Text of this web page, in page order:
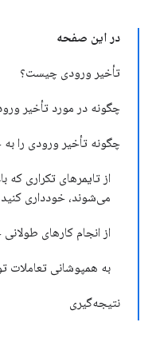
در این صفحه
تأخیر ورودی چیست؟
چگونه در مورد تأخیر
چگونه تأخیر ورودی را به
از تایمرهای تکراری
می‌شوند، خودداری
از انجام کارهای
به همپوشانی تعاملات
نتیجه‌گیری